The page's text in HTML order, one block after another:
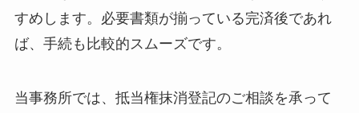
すめします。必要書類が揃っている完済後であれ
ば、手続も比較的スムーズです。
当事務所では、抵当権抹消登記のご相談を承って